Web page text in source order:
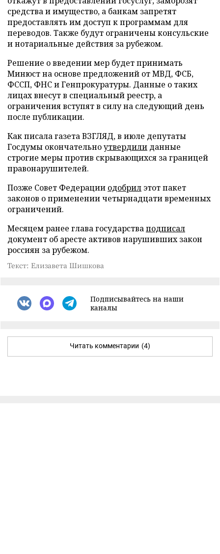
средства и имущество, а банкам запретят
предоставлять им доступ к программам для
переводов. Также будут ограничены консульские
и нотариальные действия за рубежом.
Решение о введении мер будет принимать
Минюст на основе предложений от МВД, ФСБ,
ФССП, ФНС и Генпрокуратуры. Данные о таких
лицах внесут в специальный реестр, а
ограничения вступят в силу на следующий день
после публикации.
Как писала газета ВЗГЛЯД, в июле депутаты
Госдумы окончательноутвердили данные
строгие меры против скрывающихся за границей
правонарушителей.
Позже Совет Федерации одобрил этот пакет
законов о применении четырнадцати временных
ограничений.
Месяцем ранее глава государстваподписал
документ об аресте активов нарушивших закон
россиян за рубежом.
Текст: Елизавета Шишкова
Подписывайтесь на наши
каналы
Читать комментарии (4)